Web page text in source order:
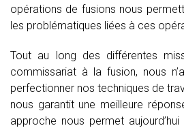
opérations de fusions nous
les problématiques liées à ces
Tout au long des différentes
commissariat à la fusion, nous
perfectionner nos techniques de
nous garantit une meilleure
approche nous permet